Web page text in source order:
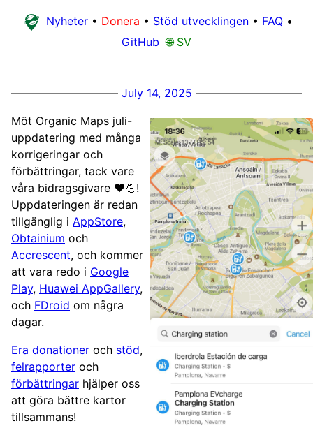
Nyheter • Donera • Stöd utvecklingen • FAQ •
GitHub 🌐 SV
July 14, 2025
Möt Organic Maps juli-
uppdatering med många
korrigeringar och
förbättringar, tack vare
våra bidragsgivare ❤️💪!
Uppdateringen är redan
tillgänglig i AppStore,
Obtainium och
Accrescent, och kommer
att vara redo i Google
Play, Huawei AppGallery,
och FDroid om några
dagar.
Era donationer och stöd,
felrapporter och
förbättringar hjälper oss
att göra bättre kartor
tillsammans!